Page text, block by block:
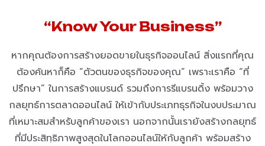
“Know Your Business”
หากคุณต้องการสร้างยอดขายในธุรกิจออนไลน์ สิ่งแรกที่คุณ
ต้องค้นหาก็คือ “ตัวตนของธุรกิจของคุณ” เพราะเราคือ “ที่
ปรึกษา” ในการสร้างแบรนด์ รวมถึงการรีแบรนดิ้ง พร้อมวาง
กลยุทธ์การตลาดออนไลน์ ให้เข้ากับประเภทธุรกิจในงบประมาณ
ที่เหมาะสมสำหรับลูกค้าของเรา นอกจากนั้นเรายังสร้างกลยุทธ์
ที่มีประสิทฺธิภาพสูงสุดในโลกออนไลน์ให้กับลูกค้า พร้อมสร้าง